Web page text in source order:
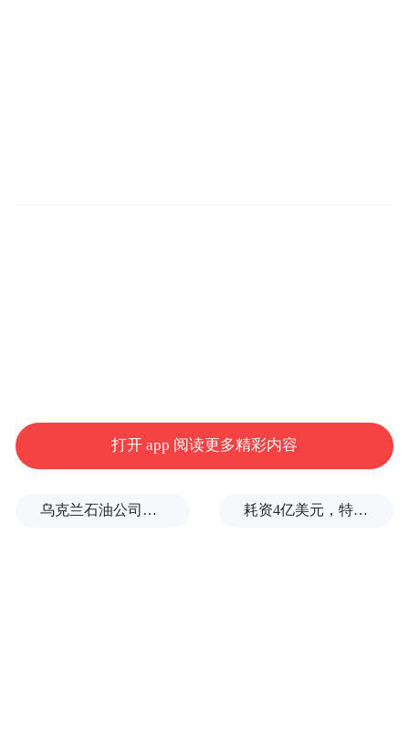
布，本平台仅提供信息存储空间服务。
Notice: The content above (including the videos,
pictures and audios if any) is uploaded and posted
platform and merely provides information storage
打开 app 阅读更多精彩内容
乌克兰石油公司设施遭遇大规模袭击 耗资4亿美元，特朗普的白宫宴会厅修建项目被叫停